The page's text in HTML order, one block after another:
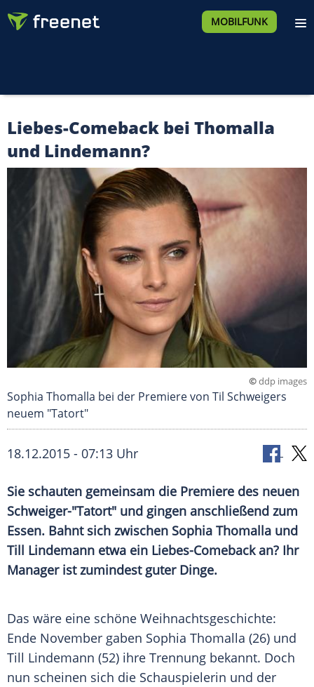
MOBILFUNK
Liebes-Comeback bei Thomalla
und Lindemann?
©ddp images
Sophia Thomalla bei der Premiere von Til Schweigers
neuem "Tatort"
18.12.2015 - 07:13 Uhr
Sie schauten gemeinsam die Premiere des neuen
Schweiger-"Tatort" und gingen anschließend zum
Essen. Bahnt sich zwischen Sophia Thomalla und
Till Lindemann etwa ein Liebes-Comeback an? Ihr
Manager ist zumindest guter Dinge.
Das wäre eine schöne Weihnachtsgeschichte:
Ende November gaben Sophia Thomalla (26) und
Till Lindemann (52) ihre Trennung bekannt. Doch
nun scheinen sich die Schauspielerin und der